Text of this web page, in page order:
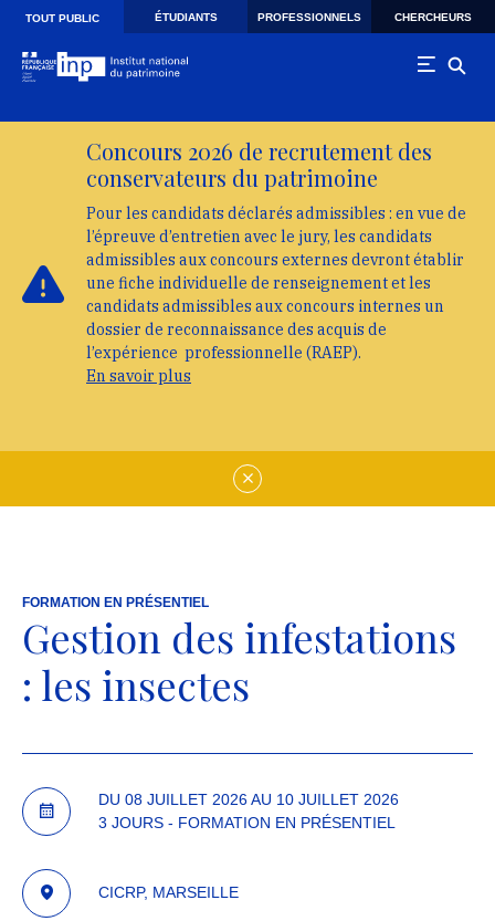
Skip to main navigation
Aller au contenu principal
TOUT PUBLIC ÉTUDIANTS PROFESSIONNELS CHERCHEURS
Concours 2026 de recrutement des
conservateurs du patrimoine
Pour les candidats déclarés admissibles : en vue de
l’épreuve d’entretien avec le jury, les candidats
admissibles aux concours externes devront établir
une fiche individuelle de renseignement et les
candidats admissibles aux concours internes un
dossier de reconnaissance des acquis de
l’expérience professionnelle (RAEP).
En savoir plus
FORMATION EN PRÉSENTIEL
Gestion des infestations
: les insectes
DU 08 JUILLET 2026 AU 10 JUILLET 2026
3 JOURS - FORMATION EN PRÉSENTIEL
CICRP, MARSEILLE